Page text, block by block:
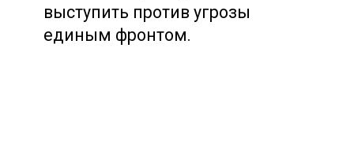
выступить против угрозы
единым фронтом.